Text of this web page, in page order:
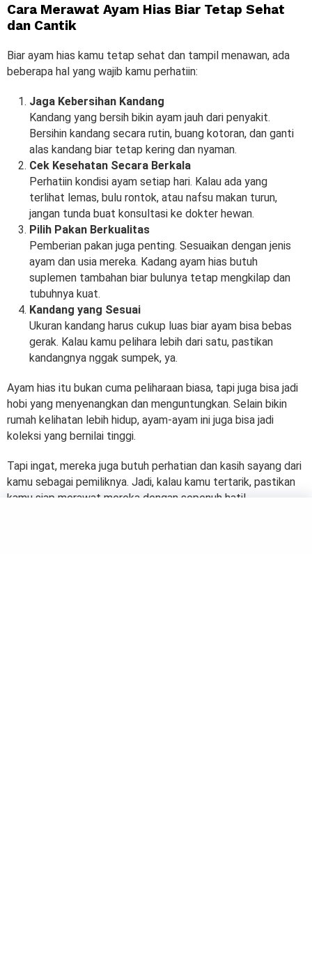
Cara Merawat Ayam Hias Biar Tetap Sehat
dan Cantik
Biar ayam hias kamu tetap sehat dan tampil menawan, ada
beberapa hal yang wajib kamu perhatiin:
Jaga Kebersihan Kandang
Kandang yang bersih bikin ayam jauh dari penyakit.
Bersihin kandang secara rutin, buang kotoran, dan ganti
alas kandang biar tetap kering dan nyaman.
Cek Kesehatan Secara Berkala
Perhatiin kondisi ayam setiap hari. Kalau ada yang
terlihat lemas, bulu rontok, atau nafsu makan turun,
jangan tunda buat konsultasi ke dokter hewan.
Pilih Pakan Berkualitas
Pemberian pakan juga penting. Sesuaikan dengan jenis
ayam dan usia mereka. Kadang ayam hias butuh
suplemen tambahan biar bulunya tetap mengkilap dan
tubuhnya kuat.
Kandang yang Sesuai
Ukuran kandang harus cukup luas biar ayam bisa bebas
gerak. Kalau kamu pelihara lebih dari satu, pastikan
kandangnya nggak sumpek, ya.
Ayam hias itu bukan cuma peliharaan biasa, tapi juga bisa jadi
hobi yang menyenangkan dan menguntungkan. Selain bikin
rumah kelihatan lebih hidup, ayam-ayam ini juga bisa jadi
koleksi yang bernilai tinggi.
Tapi ingat, mereka juga butuh perhatian dan kasih sayang dari
kamu sebagai pemiliknya. Jadi, kalau kamu tertarik, pastikan
kamu siap merawat mereka dengan sepenuh hati!